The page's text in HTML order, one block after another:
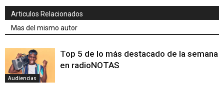
Articulos Relacionados
Mas del mismo autor
Audiencias
Top 5 de lo más destacado de la semana
en radioNOTAS